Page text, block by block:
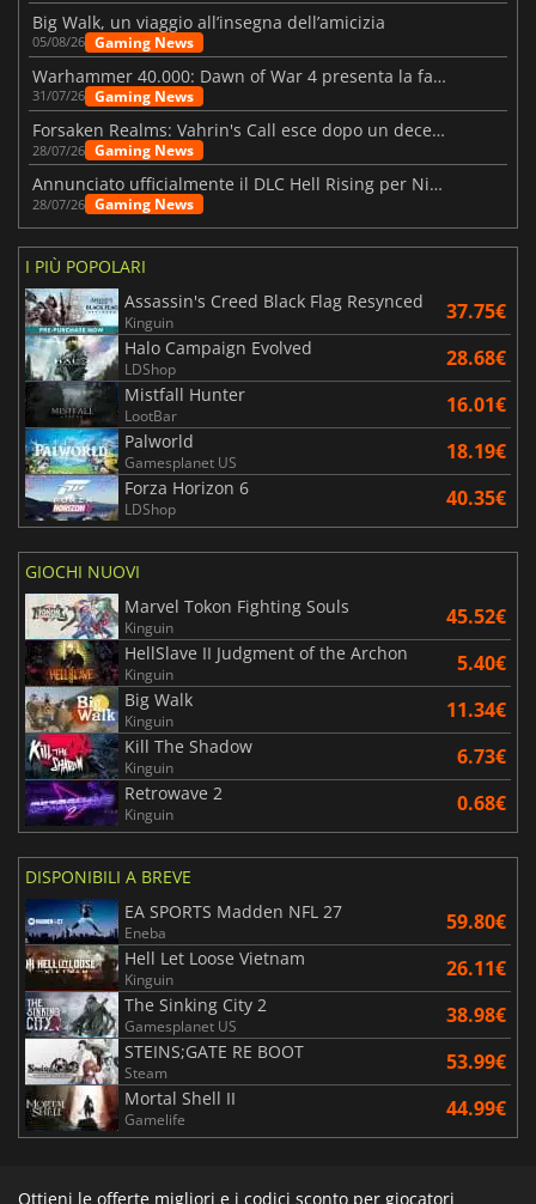
Big Walk, un viaggio all’insegna dell’amicizia
05/08/26 Gaming News
Warhammer 40.000: Dawn of War 4 presenta la fazione dei Necron
31/07/26 Gaming News
Forsaken Realms: Vahrin's Call esce dopo un decennio di sviluppo
28/07/26 Gaming News
Annunciato ufficialmente il DLC Hell Rising per Nioh 3
28/07/26 Gaming News
I PIÙ POPOLARI
Assassin's Creed Black Flag Resynced
Kinguin 37.75€
Halo Campaign Evolved
LDShop 28.68€
Mistfall Hunter
LootBar 16.01€
Palworld
Gamesplanet US 18.19€
Forza Horizon 6
LDShop 40.35€
GIOCHI NUOVI
Marvel Tokon Fighting Souls
Kinguin 45.52€
HellSlave II Judgment of the Archon
Kinguin 5.40€
Big Walk
Kinguin 11.34€
Kill The Shadow
Kinguin 6.73€
Retrowave 2
Kinguin 0.68€
DISPONIBILI A BREVE
EA SPORTS Madden NFL 27
Eneba 59.80€
Hell Let Loose Vietnam
Kinguin 26.11€
The Sinking City 2
Gamesplanet US 38.98€
STEINS;GATE RE BOOT
Steam 53.99€
Mortal Shell II
Gamelife 44.99€
Ottieni le offerte migliori e i codici sconto per giocatori